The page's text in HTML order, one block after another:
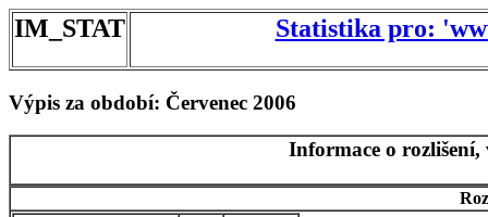
IM_STAT Statistika pro:
Výpis za období: Červenec 2006
Informace o